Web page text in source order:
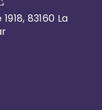
83160 La